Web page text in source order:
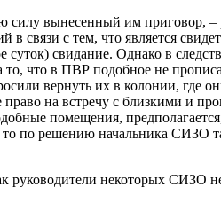
силу вынесенный им приговор, –
связи с тем, что является
свидание. Однако в
то, что в ПВР подобное не
вернуть их в колонии, где
на встречу с близкими и
помещения,
по решению начальника СИЗО
некоторых СИЗО